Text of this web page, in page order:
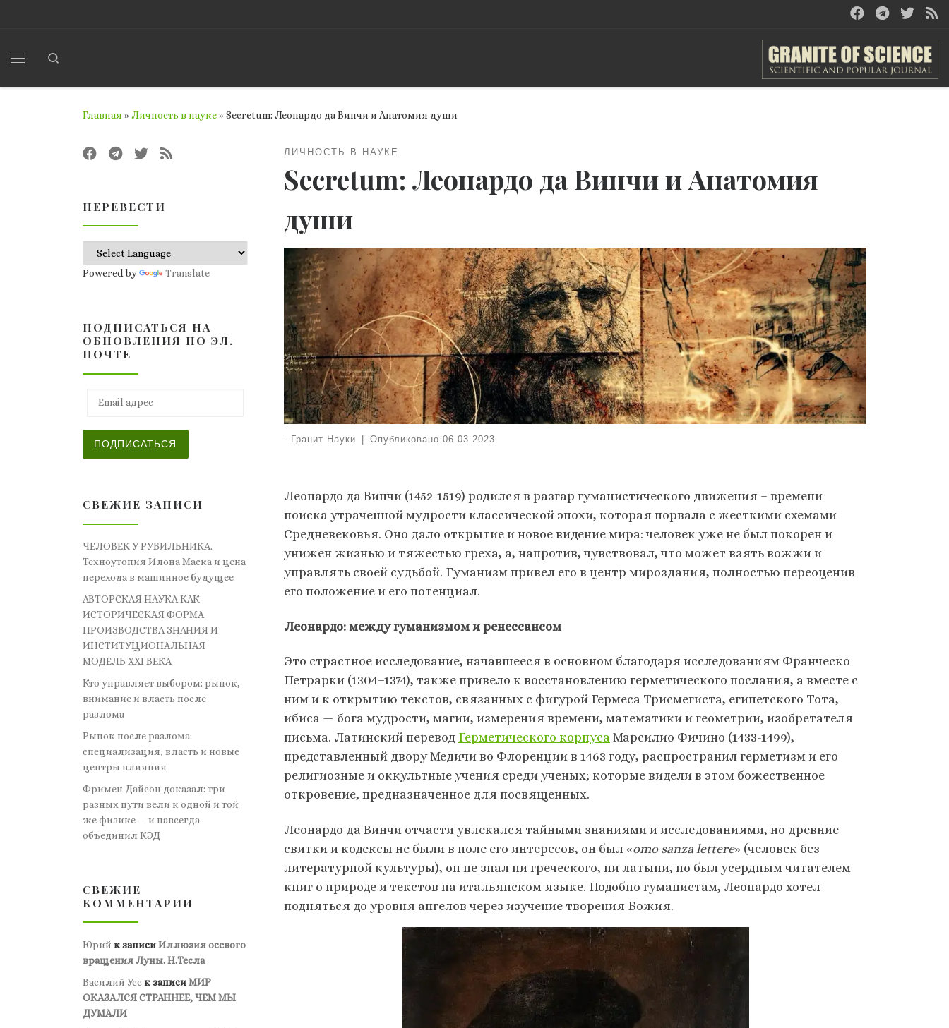
Главная »Личность в науке»Secretum: Леонардо да Винчи и Анатомия души
ЛИЧНОСТЬ В НАУКЕ
Secretum: Леонардо да Винчи и Анатомия
души
- Гранит Науки Опубликовано 06.03.2023
Леонардо да Винчи (1452-1519) родился в разгар гуманистического движения – времени
поиска утраченной мудрости классической эпохи, которая порвала с жесткими схемами
Средневековья. Оно дало открытие и новое видение мира: человек уже не был покорен и
унижен жизнью и тяжестью греха, а, напротив, чувствовал, что может взять вожжи и
управлять своей судьбой. Гуманизм привел его в центр мироздания, полностью переоценив
его положение и его потенциал.
Леонардо: между гуманизмом и ренессансом
Это страстное исследование, начавшееся в основном благодаря исследованиям Франческо
Петрарки (1304–1374), также привело к восстановлению герметического послания, а вместе с
ним и к открытию текстов, связанных с фигурой Гермеса Трисмегиста, египетского Тота,
ибиса — бога мудрости, магии, измерения времени, математики и геометрии, изобретателя
письма. Латинский перевод Герметического корпуса Марсилио Фичино (1433-1499),
представленный двору Медичи во Флоренции в 1463 году, распространил герметизм и его
религиозные и оккультные учения среди ученых; которые видели в этом божественное
откровение, предназначенное для посвященных.
Леонардо да Винчи отчасти увлекался тайными знаниями и исследованиями, но древние
свитки и кодексы не были в поле его интересов, он был «omo sanza lettere» (человек без
литературной культуры), он не знал ни греческого, ни латыни, но был усердным читателем
книг о природе и текстов на итальянском языке. Подобно гуманистам, Леонардо хотел
подняться до уровня ангелов через изучение творения Божия.
ПЕРЕВЕСТИ
Powered by Translate
ПОДПИСАТЬСЯ НА
ОБНОВЛЕНИЯ ПО ЭЛ.
ПОЧТЕ
ПОДПИСАТЬСЯ
СВЕЖИЕ ЗАПИСИ
ЧЕЛОВЕК У РУБИЛЬНИКА.
Техноутопия Илона Маска и цена
перехода в машинное будущее
АВТОРСКАЯ НАУКА КАК
ИСТОРИЧЕСКАЯ ФОРМА
ПРОИЗВОДСТВА ЗНАНИЯ И
ИНСТИТУЦИОНАЛЬНАЯ
МОДЕЛЬ XXI ВЕКА
Кто управляет выбором: рынок,
внимание и власть после
разлома
Рынок после разлома:
специализация, власть и новые
центры влияния
Фримен Дайсон доказал: три
разных пути вели к одной и той
же физике — и навсегда
объединил КЭД
СВЕЖИЕ
КОММЕНТАРИИ
Юрий к записиИллюзия осевого
вращения Луны. Н.Тесла
Василий Усс к записиМИР
ОКАЗАЛСЯ СТРАННЕЕ, ЧЕМ МЫ
ДУМАЛИ